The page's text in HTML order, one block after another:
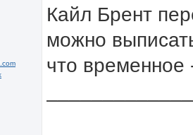
Кайл Брент
можно
что временное